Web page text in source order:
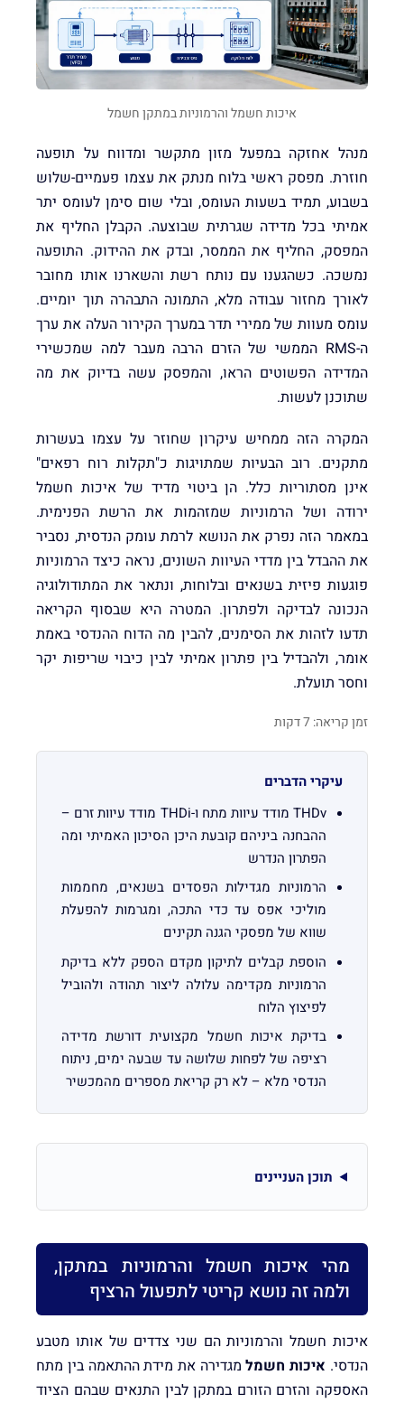
איכות חשמל והרמוניות במתקן חשמל
מנהל אחזקה במפעל מזון מתקשר ומדווח על תופעה
חוזרת. מפסק ראשי בלוח מנתק את עצמו פעמיים-שלוש
בשבוע, תמיד בשעות העומס, ובלי שום סימן לעומס יתר
אמיתי בכל מדידה שגרתית שבוצעה. הקבלן החליף את
המפסק, החליף את הממסר, ובדק את ההידוק. התופעה
נמשכה. כשהגענו עם נותח רשת והשארנו אותו מחובר
לאורך מחזור עבודה מלא, התמונה התבהרה תוך יומיים.
עומס מעוות של ממירי תדר במערך הקירור העלה את ערך
ה-RMS הממשי של הזרם הרבה מעבר למה שמכשירי
המדידה הפשוטים הראו, והמפסק עשה בדיוק את מה
שתוכנן לעשות.
המקרה הזה ממחיש עיקרון שחוזר על עצמו בעשרות
מתקנים. רוב הבעיות שמתויגות כ"תקלות רוח רפאים"
אינן מסתוריות כלל. הן ביטוי מדיד של איכות חשמל
ירודה ושל הרמוניות שמזהמות את הרשת הפנימית.
במאמר הזה נפרק את הנושא לרמת עומק הנדסית, נסביר
את ההבדל בין מדדי העיוות השונים, נראה כיצד הרמוניות
פוגעות פיזית בשנאים ובלוחות, ונתאר את המתודולוגיה
הנכונה לבדיקה ולפתרון. המטרה היא שבסוף הקריאה
תדעו לזהות את הסימנים, להבין מה הדוח ההנדסי באמת
אומר, ולהבדיל בין פתרון אמיתי לבין כיבוי שריפות יקר
וחסר תועלת.
זמן קריאה: 7 דקות
עיקרי הדברים
THDv מודד עיוות מתח ו-THDi מודד עיוות זרם –
ההבחנה ביניהם קובעת היכן הסיכון האמיתי ומה
הפתרון הנדרש
הרמוניות מגדילות הפסדים בשנאים, מחממות
מוליכי אפס עד כדי התכה, ומגרמות להפעלת
שווא של מפסקי הגנה תקינים
הוספת קבלים לתיקון מקדם הספק ללא בדיקת
הרמוניות מקדימה עלולה ליצור תהודה ולהוביל
לפיצוץ הלוח
בדיקת איכות חשמל מקצועית דורשת מדידה
רציפה של לפחות שלושה עד שבעה ימים, ניתוח
הנדסי מלא – לא רק קריאת מספרים מהמכשיר
תוכן העניינים
מהי איכות חשמל והרמוניות במתקן,
ולמה זה נושא קריטי לתפעול הרציף
איכות חשמל והרמוניות הם שני צדדים של אותו מטבע
הנדסי. איכות חשמלמגדירה את מידת ההתאמה בין מתח
האספקה והזרם הזורם במתקן לבין התנאים שבהם הציוד